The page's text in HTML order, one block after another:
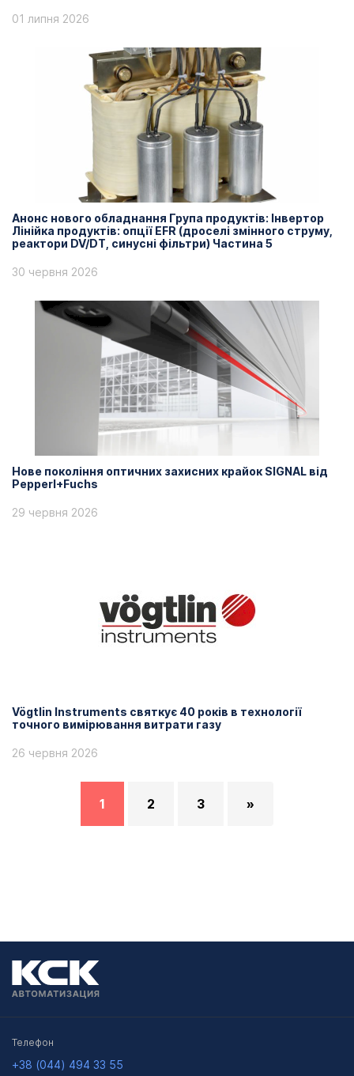
01 липня 2026
Анонс нового обладнання Група продуктів: Інвертор
Лінійка продуктів: опції EFR (дроселі змінного струму,
реактори DV/DT, синусні фільтри) Частина 5
30 червня 2026
Нове покоління оптичних захисних крайок SIGNAL від
Pepperl+Fuchs
29 червня 2026
Vögtlin Instruments святкує 40 років в технології
точного вимірювання витрати газу
26 червня 2026
1 2 3 »
Телефон
+38 (044) 494 33 55